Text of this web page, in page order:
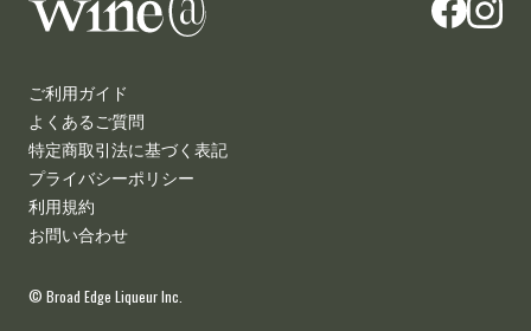
ご利用ガイド
よくあるご質問
特定商取引法に基づく表記
プライバシーポリシー
利用規約
お問い合わせ
© Broad Edge Liqueur Inc.